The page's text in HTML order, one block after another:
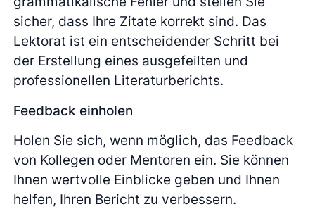
sicher, dass Ihre Zitate korrekt sind. Das
Lektorat ist ein entscheidender Schritt bei
der Erstellung eines ausgefeilten und
professionellen Literaturberichts.
Feedback einholen
Holen Sie sich, wenn möglich, das Feedback
von Kollegen oder Mentoren ein. Sie können
Ihnen wertvolle Einblicke geben und Ihnen
helfen, Ihren Bericht zu verbessern.